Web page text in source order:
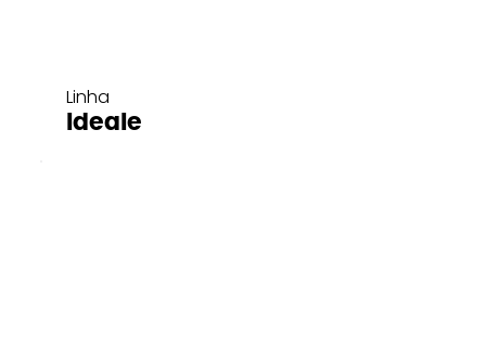
Linha
Ideale